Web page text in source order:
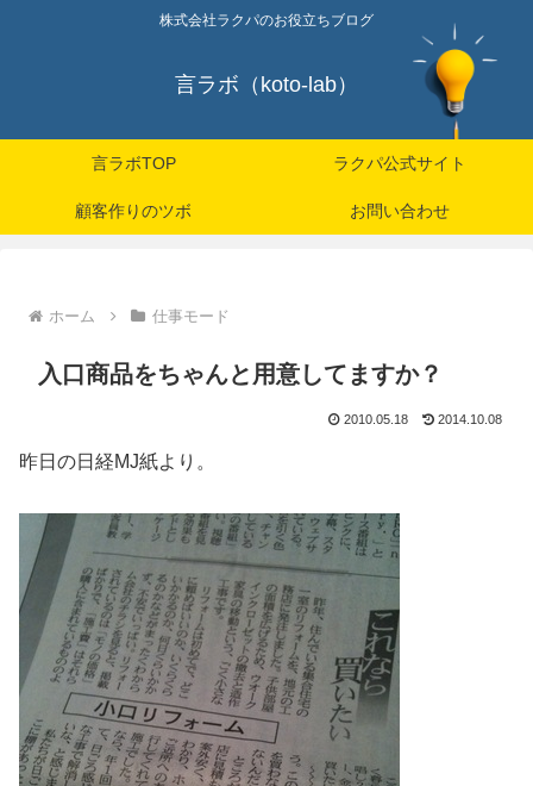
株式会社ラクパのお役立ちブログ
言ラボ（koto-lab）
言ラボTOP ラクパ公式サイト
顧客作りのツボ お問い合わせ
ホーム 仕事モード
入口商品をちゃんと用意してますか？
2010.05.18 2014.10.08
昨日の日経MJ紙より。